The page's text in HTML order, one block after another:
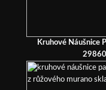
Kruhové Náušnice